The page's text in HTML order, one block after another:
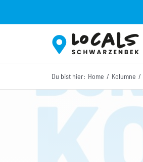
Du bist hier: Home Kolumne